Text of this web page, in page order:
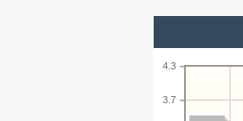
3.7
4.3